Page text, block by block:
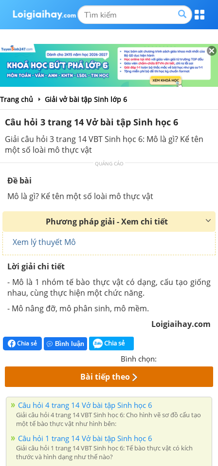
Trang chủ Giải vở bài tập Sinh lớp 6
Câu hỏi 3 trang 14 Vở bài tập Sinh học 6
Giải câu hỏi 3 trang 14 VBT Sinh học 6: Mô là gì? Kể tên
một số loài mô thực vật
QUẢNG CÁO
Đề bài
Mô là gì? Kể tên một số loài mô thực vật
Phương pháp giải - Xem chi tiết
Xem lý thuyết Mô
Lời giải chi tiết
- Mô là 1 nhóm tế bào thực vật có dạng, cấu tạo giống
nhau, cùng thực hiện một chức năng.
- Mô nâng đỡ, mô phân sinh, mô mềm.
Loigiaihay.com
Chia sẻ Bình luận Chia sẻ
Bình chọn:
Bài tiếp theo
Câu hỏi 4 trang 14 Vở bài tập Sinh học 6
Giải câu hỏi 4 trang 14 VBT Sinh học 6: Cho hình vẽ sơ đồ cấu tạo
một tế bào thực vật như hình bên:
Câu hỏi 1 trang 14 Vở bài tập Sinh học 6
Giải câu hỏi 1 trang 14 VBT Sinh học 6: Tế bào thực vật có kích
thước và hình dạng như thế nào?